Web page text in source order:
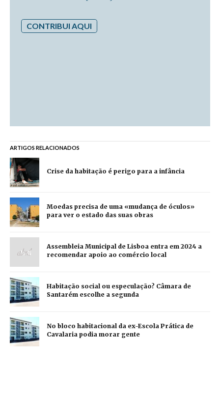
CONTRIBUI AQUI
ARTIGOS RELACIONADOS
Crise da habitação é perigo para a infância
Moedas precisa de uma «mudança de óculos»
para ver o estado das suas obras
Assembleia Municipal de Lisboa entra em 2024 a
recomendar apoio ao comércio local
Habitação social ou especulação? Câmara de
Santarém escolhe a segunda
No bloco habitacional da ex-Escola Prática de
Cavalaria podia morar gente